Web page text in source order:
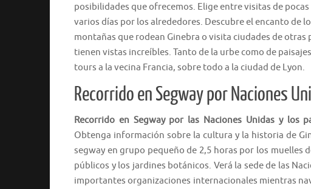
posibilidades que ofrecemos. Elige entre visitas de
varios días por los alrededores. Descubre el encanto de
montañas que rodean Ginebra o visita ciudades de otras
tienen vistas increíbles. Tanto de la urbe como de
tours a la vecina Francia, sobre todo a la ciudad de Lyon.
Recorrido en Segway por Naciones
Recorrido en Segway por las Naciones Unidas y los
Obtenga información sobre la cultura y la historia de
segway en grupo pequeño de 2,5 horas por los muelles
públicos y los jardines botánicos. Verá la sede de las
importantes organizaciones internacionales mientras